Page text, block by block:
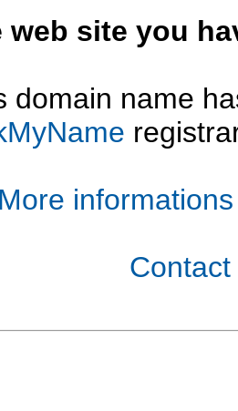
web site you
domain name
More